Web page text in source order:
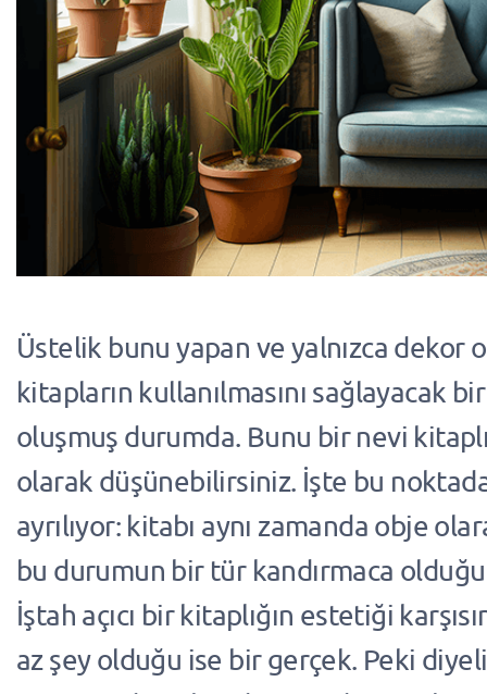
Üstelik bunu yapan ve yalnızca dekor
kitapların kullanılmasını sağlayacak
oluşmuş durumda. Bunu bir nevi
olarak düşünebilirsiniz. İşte bu
ayrılıyor: kitabı aynı zamanda obje
bu durumun bir tür kandırmaca
İştah açıcı bir kitaplığın estetiği
az şey olduğu ise bir gerçek. Peki